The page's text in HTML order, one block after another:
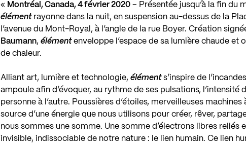
« Montréal, Canada, 4 février 2020 – Présentée jusqu’à la fin du
élémentrayonne dans la nuit, en suspension au-dessus de la
l’avenue du Mont-Royal, à l’angle de la rue Boyer. Création
Baumann,élémentenveloppe l’espace de sa lumière chaude et
de chaleur.
Alliant art, lumière et technologie,éléments’inspire de
ampoule afin d’évoquer, au rythme de ses pulsations, l’intensité
personne à l’autre. Poussières d’étoiles, merveilleuses
source d’une énergie que nous utilisons pour créer, rêver,
nous sommes une somme. Une somme d’électrons libres reliés
invisible, indissociable de notre nature : le lien humain. Ce lien